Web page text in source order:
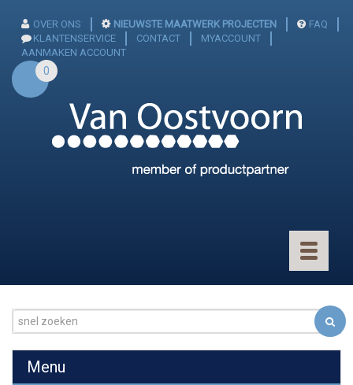
OVER ONS NIEUWSTE MAATWERK PROJECTEN
FAQ
KLANTENSERVICE
CONTACT
MYACCOUNT
AANMAKEN ACCOUNT
0
Toggle
Menu